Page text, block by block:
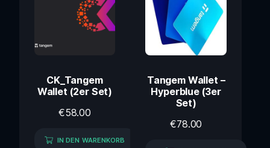
CK_Tangem
Wallet (2er Set)
€58.00
IN DEN WARENKORB
Tangem Wallet –
Hyperblue (3er
Set)
€78.00